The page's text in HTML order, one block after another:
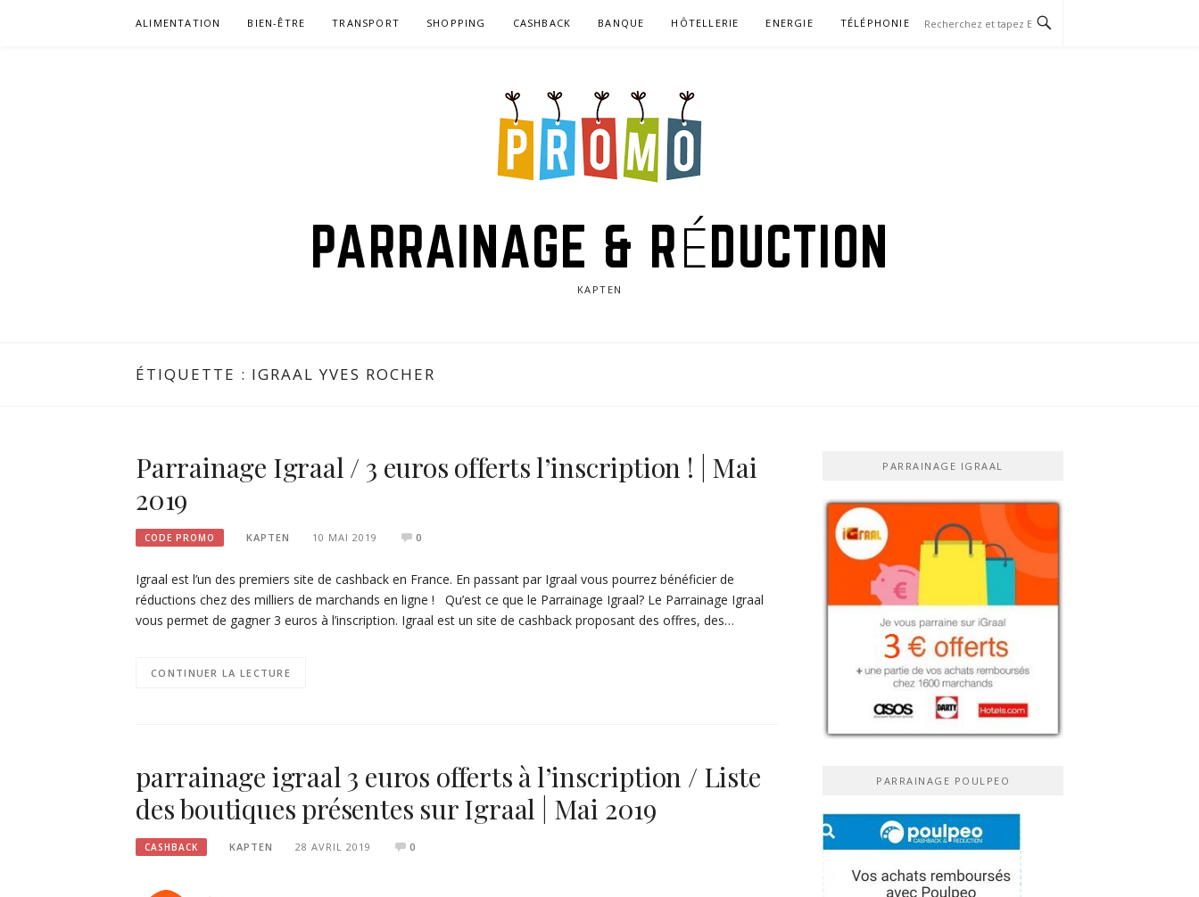
ALIMENTATION BIEN-ÊTRE TRANSPORT SHOPPING CASHBACK BANQUE HÔTELLERIE ENERGIE TÉLÉPHONIE
PARRAINAGE & RÉDUCTION
KAPTEN
ÉTIQUETTE : IGRAAL YVES ROCHER
Parrainage Igraal / 3 euros offerts l’inscription ! | Mai
2019
CODE PROMO KAPTEN 10 MAI 2019 0
Igraal est l’un des premiers site de cashback en France. En passant par Igraal vous pourrez bénéficier de
réductions chez des milliers de marchands en ligne ! Qu’est ce que le Parrainage Igraal? Le Parrainage Igraal
vous permet de gagner 3 euros à l’inscription. Igraal est un site de cashback proposant des offres, des…
CONTINUER LA LECTURE
parrainage igraal 3 euros offerts à l’inscription / Liste
des boutiques présentes sur Igraal | Mai 2019
CASHBACK KAPTEN 28 AVRIL 2019 0
PARRAINAGE IGRAAL
PARRAINAGE POULPEO